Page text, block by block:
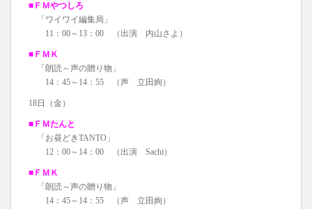
■ＦＭやつしろ
「ワイワイ編集局」
11：00～13：00 （出演 内山さよ）
■ＦＭＫ
「朗読～声の贈り物」
14：45～14：55 （声 立田絢）
18日（金）
■ＦＭたんと
「お昼どきTANTO」
12：00～14：00 （出演 Sachi）
■ＦＭＫ
「朗読～声の贈り物」
14：45～14：55 （声 立田絢）